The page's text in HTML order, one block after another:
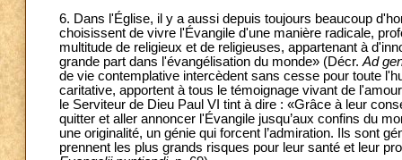
6. Dans l'Église, il y a aussi depuis toujours beaucoup
choisissent de vivre l'Évangile d'une manière radicale,
multitude de religieux et de religieuses, appartenant à
grande part dans l'évangélisation du monde» (Décr. Ad
de vie contemplative intercèdent sans cesse pour toute
caritative, apportent à tous le témoignage vivant de
le Serviteur de Dieu Paul VI tint à dire : «Grâce à leur
quitter et aller annoncer l'Évangile jusqu’aux confins du
une originalité, un génie qui forcent l’admiration. Ils sont
prennent les plus grands risques pour leur santé et leur